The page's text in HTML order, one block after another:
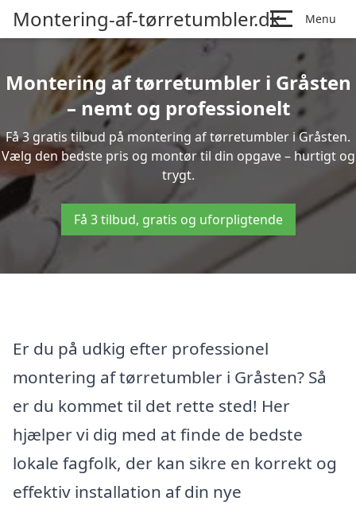
Montering-af-tørretumbler.dk Menu
Montering af tørretumbler i Gråsten
– nemt og professionelt
Få 3 gratis tilbud på montering af tørretumbler i Gråsten.
Vælg den bedste pris og montør til din opgave – hurtigt og
trygt.
Få 3 tilbud, gratis og uforpligtende
Er du på udkig efter professionel
montering af tørretumbler i Gråsten? Så
er du kommet til det rette sted! Her
hjælper vi dig med at finde de bedste
lokale fagfolk, der kan sikre en korrekt og
effektiv installation af din nye